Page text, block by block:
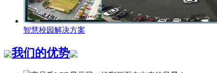
智慧校园解决方案
我们的优势